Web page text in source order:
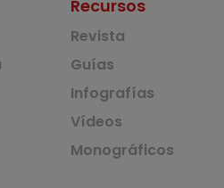
Recursos
Revista
Guías
Infografías
Vídeos
Monográficos